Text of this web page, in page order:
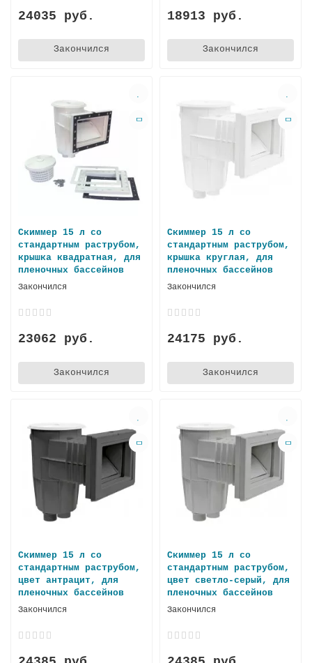
24035 руб.
Закончился
18913 руб.
Закончился
Скиммер 15 л со
стандартным раструбом,
крышка квадратная, для
пленочных бассейнов
Закончился
23062 руб.
Закончился
Скиммер 15 л со
стандартным раструбом,
крышка круглая, для
пленочных бассейнов
Закончился
24175 руб.
Закончился
Скиммер 15 л со
стандартным раструбом,
цвет антрацит, для
пленочных бассейнов
Закончился
Скиммер 15 л со
стандартным раструбом,
цвет светло-серый, для
пленочных бассейнов
Закончился